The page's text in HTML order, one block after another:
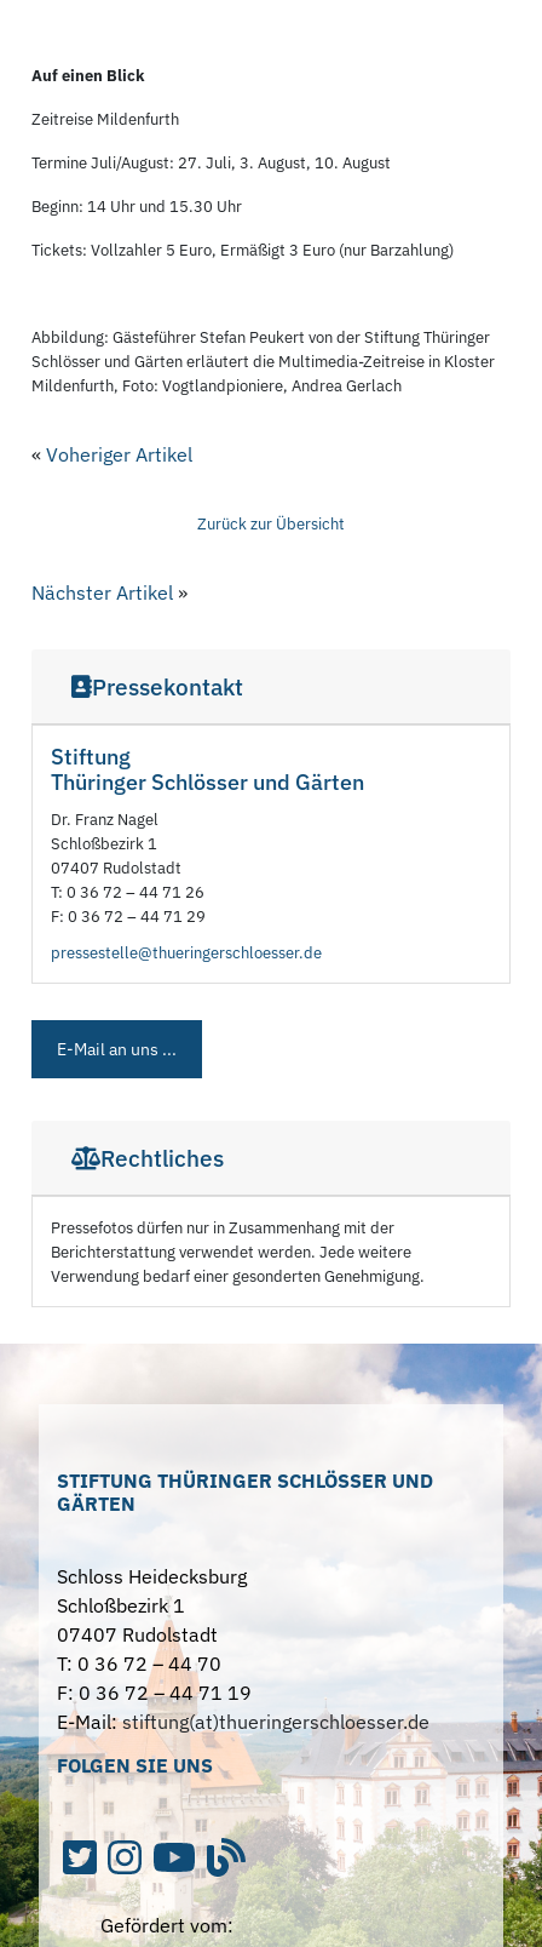
Auf einen Blick
Zeitreise Mildenfurth
Termine Juli/August: 27. Juli, 3. August, 10. August
Beginn: 14 Uhr und 15.30 Uhr
Tickets: Vollzahler 5 Euro, Ermäßigt 3 Euro (nur Barzahlung)
Abbildung: Gästeführer Stefan Peukert von der Stiftung Thüringer
Schlösser und Gärten erläutert die Multimedia-Zeitreise in Kloster
Mildenfurth, Foto: Vogtlandpioniere, Andrea Gerlach
«Voheriger Artikel
Zurück zur Übersicht
Nächster Artikel »
Pressekontakt
Stiftung
Thüringer Schlösser und Gärten
Dr. Franz Nagel
Schloßbezirk 1
07407 Rudolstadt
T: 0 36 72 – 44 71 26
F: 0 36 72 – 44 71 29
pressestelle@thueringerschloesser.de
E-Mail an uns ...
Rechtliches
Pressefotos dürfen nur in Zusammenhang mit der
Berichterstattung verwendet werden. Jede weitere
Verwendung bedarf einer gesonderten Genehmigung.
STIFTUNG THÜRINGER SCHLÖSSER UND
GÄRTEN
Schloss Heidecksburg
Schloßbezirk 1
07407 Rudolstadt
T: 0 36 72 – 44 70
F: 0 36 72 – 44 71 19
E-Mail:stiftung(at)thueringerschloesser.de
FOLGEN SIE UNS
Gefördert vom: